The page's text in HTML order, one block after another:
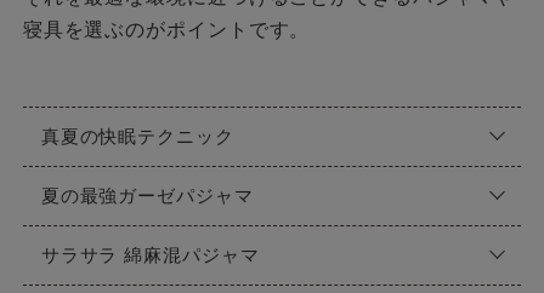
寝具を選ぶのがポイントです。
真夏の快眠テクニック
夏の最強ガーゼパジャマ
サラサラ 綿麻混パジャマ